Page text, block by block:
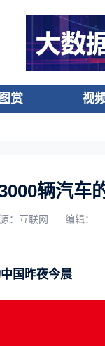
图赏 视
辆汽车
：互联网 编辑：
国昨夜今晨